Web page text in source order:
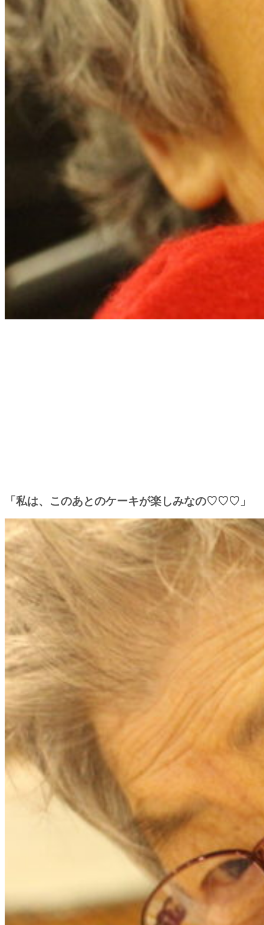
「私は、このあとのケーキが楽しみなの♡♡♡」